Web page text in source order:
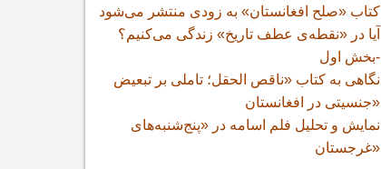
کتاب «صلح افغانستان» به زودی منتشر می‌شود
آیا در «نقطه‌ی عطف تاریخ» زندگی می‌کنیم؟
-بخش اول
نگاهی به کتاب «ناقص الحقل؛ تاملی بر تبعیض
جنسیتی در افغانستان»
نمایش و تحلیل فلم اسامه در «پنج‌شنبه‌های
غرجستان»